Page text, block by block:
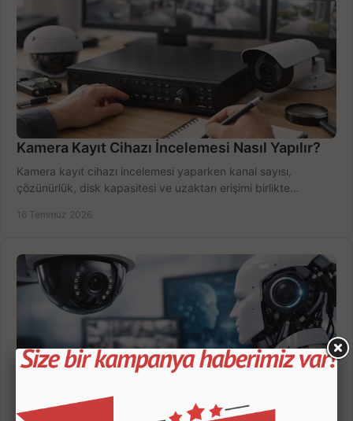
Kamera Kayıt Cihazı İncelemesi Nasıl Yapılır?
Kamera kayıt cihazı incelemesi yaparken kanal sayısı,
çözünürlük, disk kapasitesi ve uzaktan erişimi birlikte
16 Temmuz 2026
Yapay Zekalı Güvenlik Kameraları Nasıl Seçilir?